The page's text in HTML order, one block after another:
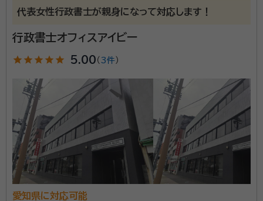
代表女性行政書士が親身になって対応します！
行政書士オフィスアイビー
star star star star star 5.00 （ 3件 ）
愛知県に対応可能